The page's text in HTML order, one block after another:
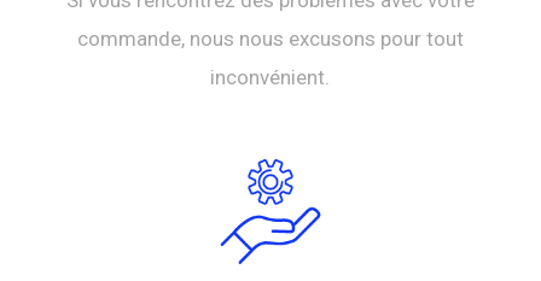
commande, nous nous excusons pour tout
inconvénient.